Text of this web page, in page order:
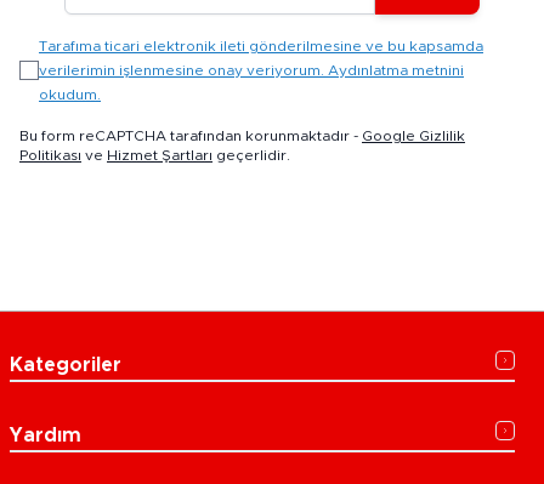
Tarafıma ticari elektronik ileti gönderilmesine ve bu kapsamda
verilerimin işlenmesine onay veriyorum. Aydınlatma metnini
okudum.
Bu form reCAPTCHA tarafından korunmaktadır - Google Gizlilik
Politikası ve Hizmet Şartları geçerlidir.
Kategoriler
Yardım